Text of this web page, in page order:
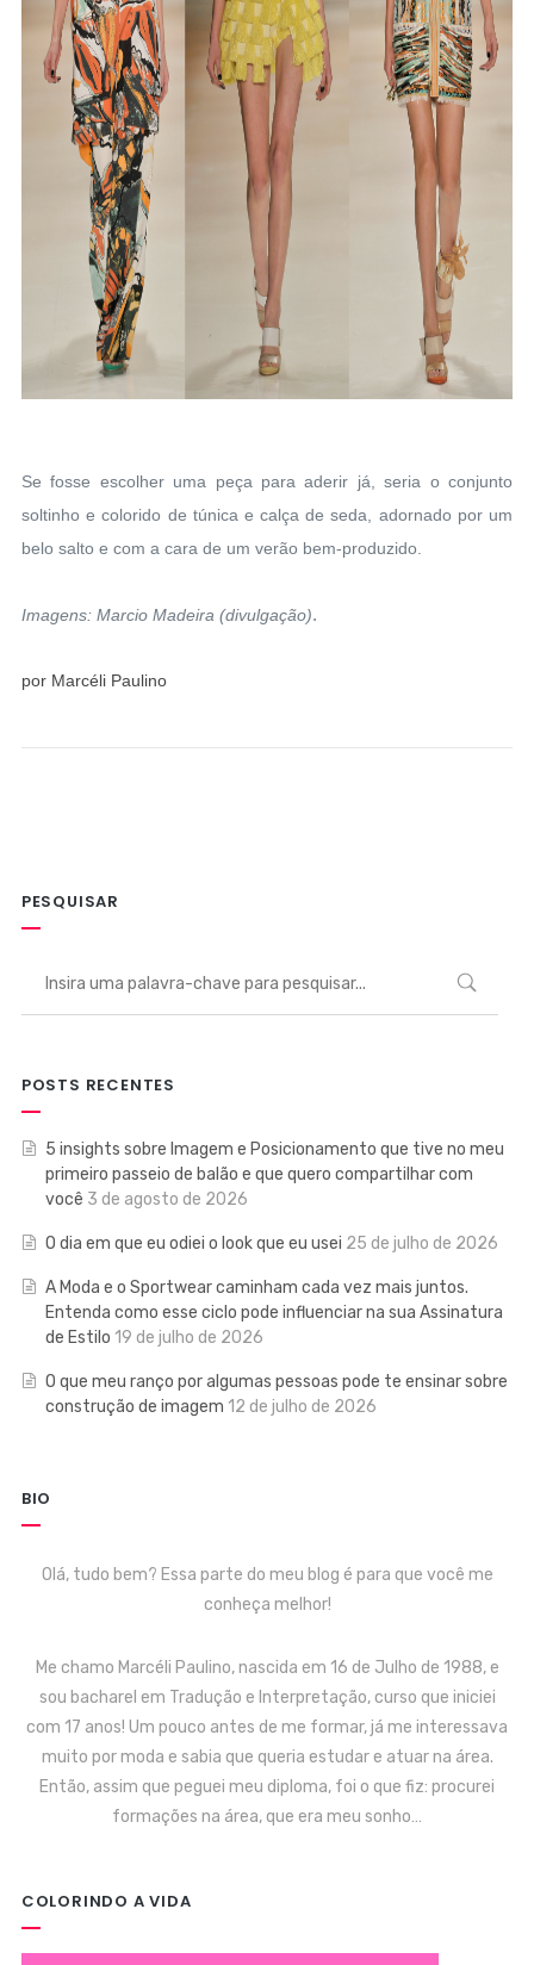
Se fosse escolher uma peça para aderir já, seria o conjunto
soltinho e colorido de túnica e calça de seda, adornado por um
belo salto e com a cara de um verão bem-produzido.
Imagens: Marcio Madeira (divulgação).
por Marcéli Paulino
PESQUISAR
POSTS RECENTES
5 insights sobre Imagem e Posicionamento que tive no meu
primeiro passeio de balão e que quero compartilhar com
você 3 de agosto de 2026
O dia em que eu odiei o look que eu usei 25 de julho de 2026
A Moda e o Sportwear caminham cada vez mais juntos.
Entenda como esse ciclo pode influenciar na sua Assinatura
de Estilo 19 de julho de 2026
O que meu ranço por algumas pessoas pode te ensinar sobre
construção de imagem 12 de julho de 2026
BIO
Olá, tudo bem? Essa parte do meu blog é para que você me
conheça melhor!
Me chamo Marcéli Paulino, nascida em 16 de Julho de 1988, e
sou bacharel em Tradução e Interpretação, curso que iniciei
com 17 anos! Um pouco antes de me formar, já me interessava
muito por moda e sabia que queria estudar e atuar na área.
Então, assim que peguei meu diploma, foi o que fiz: procurei
formações na área, que era meu sonho…
COLORINDO A VIDA